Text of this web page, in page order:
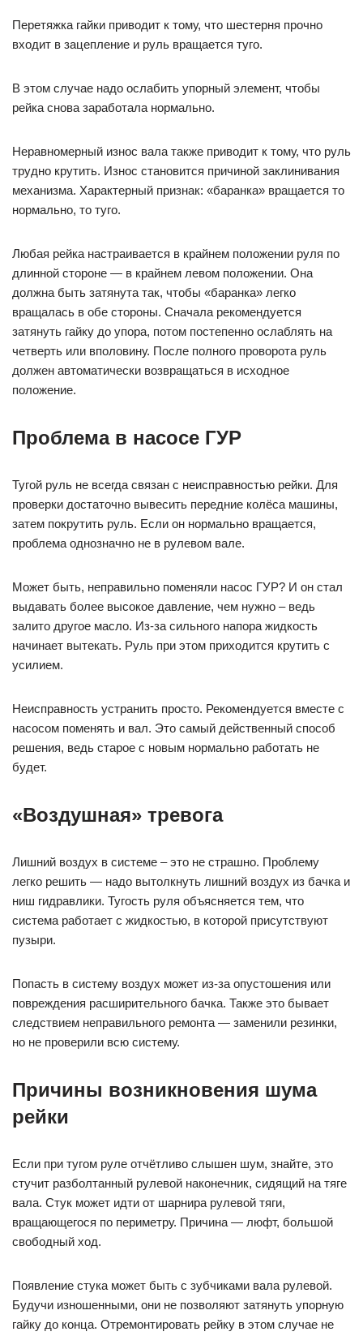
Перетяжка гайки приводит к тому, что шестерня прочно
входит в зацепление и руль вращается туго.
В этом случае надо ослабить упорный элемент, чтобы
рейка снова заработала нормально.
Неравномерный износ вала также приводит к тому, что руль
трудно крутить. Износ становится причиной заклинивания
механизма. Характерный признак: «баранка» вращается то
нормально, то туго.
Любая рейка настраивается в крайнем положении руля по
длинной стороне — в крайнем левом положении. Она
должна быть затянута так, чтобы «баранка» легко
вращалась в обе стороны. Сначала рекомендуется
затянуть гайку до упора, потом постепенно ослаблять на
четверть или вполовину. После полного проворота руль
должен автоматически возвращаться в исходное
положение.
Проблема в насосе ГУР
Тугой руль не всегда связан с неисправностью рейки. Для
проверки достаточно вывесить передние колёса машины,
затем покрутить руль. Если он нормально вращается,
проблема однозначно не в рулевом вале.
Может быть, неправильно поменяли насос ГУР? И он стал
выдавать более высокое давление, чем нужно – ведь
залито другое масло. Из-за сильного напора жидкость
начинает вытекать. Руль при этом приходится крутить с
усилием.
Неисправность устранить просто. Рекомендуется вместе с
насосом поменять и вал. Это самый действенный способ
решения, ведь старое с новым нормально работать не
будет.
«Воздушная» тревога
Лишний воздух в системе – это не страшно. Проблему
легко решить — надо вытолкнуть лишний воздух из бачка и
ниш гидравлики. Тугость руля объясняется тем, что
система работает с жидкостью, в которой присутствуют
пузыри.
Попасть в систему воздух может из-за опустошения или
повреждения расширительного бачка. Также это бывает
следствием неправильного ремонта — заменили резинки,
но не проверили всю систему.
Причины возникновения шума
рейки
Если при тугом руле отчётливо слышен шум, знайте, это
стучит разболтанный рулевой наконечник, сидящий на тяге
вала. Стук может идти от шарнира рулевой тяги,
вращающегося по периметру. Причина — люфт, большой
свободный ход.
Появление стука может быть с зубчиками вала рулевой.
Будучи изношенными, они не позволяют затянуть упорную
гайку до конца. Отремонтировать рейку в этом случае не